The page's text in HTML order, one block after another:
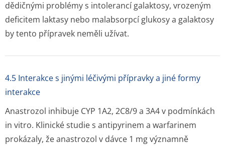
dědičnými problémy s intolerancí galaktosy, vrozeným
deficitem laktasy nebo malabsorpcí glukosy a galaktosy
by tento přípravek neměli užívat.
4.5 Interakce s jinými léčivými přípravky a jiné formy
interakce
Anastrozol inhibuje CYP 1A2, 2C8/9 a 3A4 v podmínkách
in vitro. Klinické studie s antipyrinem a warfarinem
prokázaly, že anastrozol v dávce 1 mg významně